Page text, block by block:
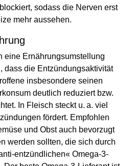
sodass die Nerven erst
mehr aussehen.
eine Ernährungsumstellung
dass die Entzündungsaktivität
insbesondere seinen
deutlich reduziert bzw.
In Fleisch steckt u. a. viel
fördert. Empfohlen
und Obst auch bevorzugt
werden sollten, die sich durch
entzündlichen« Omega-3-